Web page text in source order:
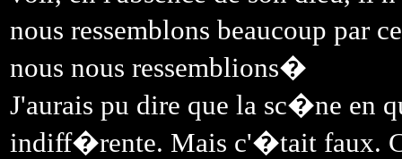
nous ressemblons beaucoup par
nous nous ressemblions�
J'aurais pu dire que la sc�ne
indiff�rente. Mais c'�tait faux.